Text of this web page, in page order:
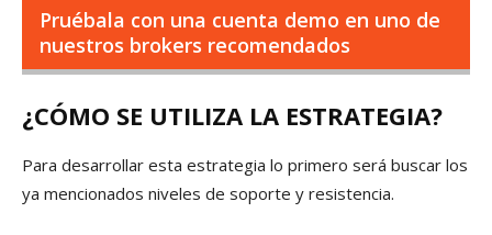
Pruébala con una cuenta demo en uno de
nuestros brokers recomendados
¿CÓMO SE UTILIZA LA ESTRATEGIA?
Para desarrollar esta estrategia lo primero será buscar los
ya mencionados niveles de soporte y resistencia.